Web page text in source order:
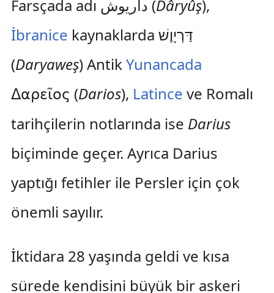
Farsçada adı داریوش (Dâryûş),
İbranice kaynaklarda דַּרְיָוֶשׁ
(Daryaweş) AntikYunancada
Δαρεῖος (Darios), Latince ve Romalı
tarihçilerin notlarında ise Darius
biçiminde geçer. Ayrıca Darius
yaptığı fetihler ile Persler için çok
önemli sayılır.
İktidara 28 yaşında geldi ve kısa
sürede kendisini büyük bir askeri